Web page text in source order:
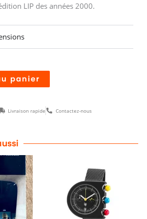
LIP des années 2000.
panier
Livraison rapide Contactez-nous